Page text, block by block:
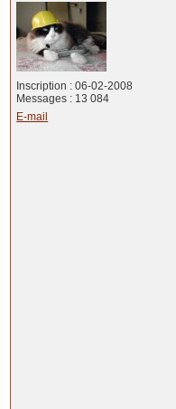
Inscription : 06-02-2008
Messages : 13 084
E-mail